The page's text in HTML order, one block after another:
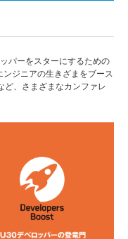
パーをスターにするための
ジニアの生きざまをブース
ど、さまざまなカンファレ